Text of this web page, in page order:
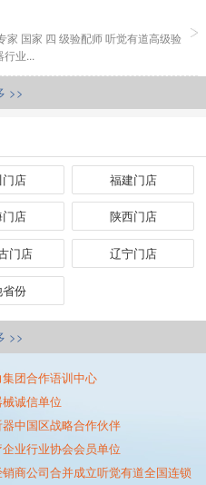
家 国家 四 级验配师 听觉有道高级验
行业...
>>
门店 福建门店
店 陕西门店
门店 辽宁门店
份
>>
团合作语训中心
诚信单位
中国区战略合作伙伴
业行业协会会员单位
商公司合并成立听觉有道全国连锁